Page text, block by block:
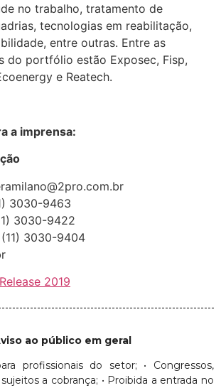
no trabalho, tratamento de
tecnologias em reabilitação,
entre outras. Entre as
do portfólio estão Exposec, Fisp,
e Reatech.
a imprensa:
3030-9463
3030-9422
3030-9404
2019
ao público em geral
profissionais do setor; • Congressos,
a cobrança; • Proibida a entrada no